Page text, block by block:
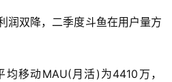
润双降，二季度斗鱼在用户量方
移动MAU(月活)为4410万，